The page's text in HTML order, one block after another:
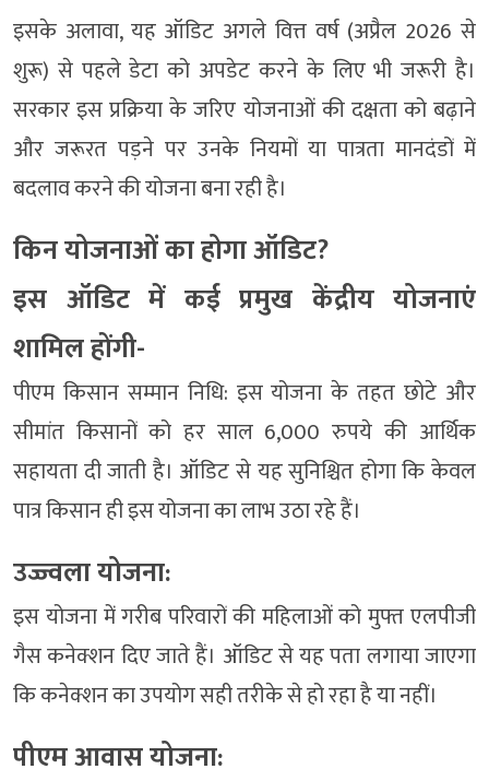
इसके अलावा, यह ऑडिट अगले वित्त वर्ष (अप्रैल 2026 से
शुरू) से पहले डेटा को अपडेट करने के लिए भी जरूरी है।
सरकार इस प्रक्रिया के जरिए योजनाओं की दक्षता को बढ़ाने
और जरूरत पड़ने पर उनके नियमों या पात्रता मानदंडों में
बदलाव करने की योजना बना रही है।
किन योजनाओं का होगा ऑडिट?
इस ऑडिट में कई प्रमुख केंद्रीय योजनाएं
शामिल होंगी-
पीएम किसान सम्मान निधि: इस योजना के तहत छोटे और
सीमांत किसानों को हर साल 6,000 रुपये की आर्थिक
सहायता दी जाती है। ऑडिट से यह सुनिश्चित होगा कि केवल
पात्र किसान ही इस योजना का लाभ उठा रहे हैं।
उज्ज्वला योजना:
इस योजना में गरीब परिवारों की महिलाओं को मुफ्त एलपीजी
गैस कनेक्शन दिए जाते हैं। ऑडिट से यह पता लगाया जाएगा
कि कनेक्शन का उपयोग सही तरीके से हो रहा है या नहीं।
पीएम आवास योजना: